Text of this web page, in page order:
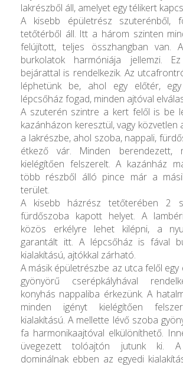
lakrészből áll, amelyet egy télikert
A kisebb épületrész szuterénből,
tetőtérből áll. Itt a három szinten
felújított, teljes összhangban van.
burkolatok harmóniája jellemzi.
bejárattal is rendelkezik. Az
léphetünk be, ahol egy előtér,
lépcsőház fogad, minden ajtóval
A szuterén szintre a kert felől is be
kazánházon keresztül, vagy közvetlen
a lakrészbe, ahol szoba, nappali,
étkező vár. Minden berendezett,
kielégítően felszerelt. A kazánház
több részből álló pince már a
terület.
A kisebb házrész tetőterében 2
fürdőszoba kapott helyet. A
közös erkélyre lehet kilépni, a
garantált itt. A lépcsőház is fával
kialakítású, ajtókkal zárható.
A másik épületrészbe az utca felől
gyönyörű cserépkályhával
konyhás nappaliba érkezünk. A
minden igényt kielégítően
kialakítású. A mellette lévő szoba
fa harmonikaajtóval elkülöníthető.
üvegezett tolóajtón jutunk ki. A
dominálnak ebben az egyedi